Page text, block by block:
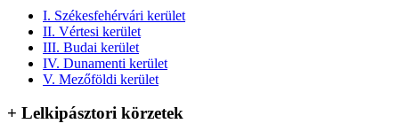
I. Székesfehérvári kerület
II. Vértesi kerület
III. Budai kerület
IV. Dunamenti kerület
V. Mezőföldi kerület
+ Lelkipásztori körzetek